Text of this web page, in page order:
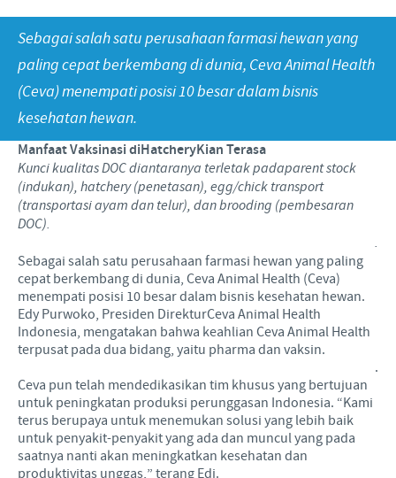
Nilai-nilai kami
Penelitian dan Pengembangan
Produksi
Keberadaan Ceva di dunia
Hubungi Kami
Sapi
Informasi lain
Disease Surveillance
Berita Kegiatan
PERAN & TANGGUNG JAWAB
Fokus pada peranan
Kontribusi
Program pendukung
KARIR
Pekerjaan utama kami
Lowongan Pekerjaan
Pengembangan Diri
Sebagai salah satu perusahaan farmasi hewan yang
paling cepat berkembang di dunia, Ceva Animal Health
(Ceva) menempati posisi 10 besar dalam bisnis
kesehatan hewan.
Manfaat Vaksinasi diHatcheryKian Terasa
Kunci kualitas DOC diantaranya terletak padaparent stock
(indukan), hatchery (penetasan), egg/chick transport
(transportasi ayam dan telur), dan brooding (pembesaran
DOC).
.
Sebagai salah satu perusahaan farmasi hewan yang paling
cepat berkembang di dunia, Ceva Animal Health (Ceva)
menempati posisi 10 besar dalam bisnis kesehatan hewan.
Edy Purwoko, Presiden DirekturCeva Animal Health
Indonesia, mengatakan bahwa keahlian Ceva Animal Health
terpusat pada dua bidang, yaitu pharma dan vaksin.
.
Ceva pun telah mendedikasikan tim khusus yang bertujuan
untuk peningkatan produksi perunggasan Indonesia. “Kami
terus berupaya untuk menemukan solusi yang lebih baik
untuk penyakit-penyakit yang ada dan muncul yang pada
saatnya nanti akan meningkatkan kesehatan dan
produktivitas unggas,” terang Edi.